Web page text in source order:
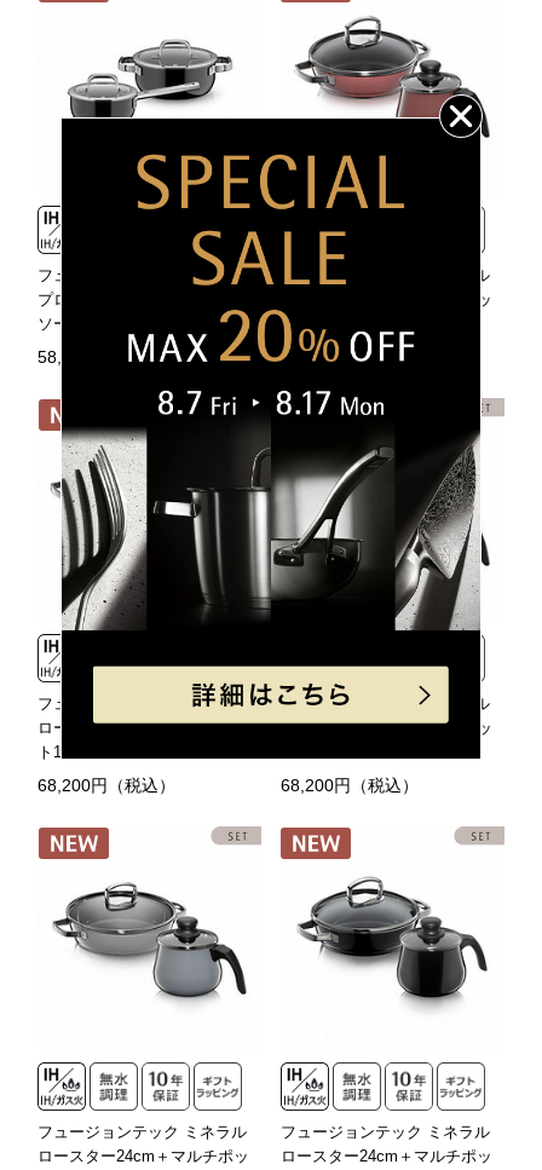
フュージョンテック ミネラル
プロ ローキャセロール20cm＋
ソースパン16cm BLセット
58,630円（税込）
フュージョンテック ミネラル
ロースター24cm＋マルチポッ
ト14cm RQセット
64,350円（税込）
フュージョンテック ミネラル
ロースター28cm＋マルチポッ
ト14cm PLセット
68,200円（税込）
フュージョンテック ミネラル
ロースター28cm＋マルチポッ
68,200円（税込）
フュージョンテック ミネラル
ロースター24cm＋マルチポッ
フュージョンテック ミネラル
ロースター24cm＋マルチポッ